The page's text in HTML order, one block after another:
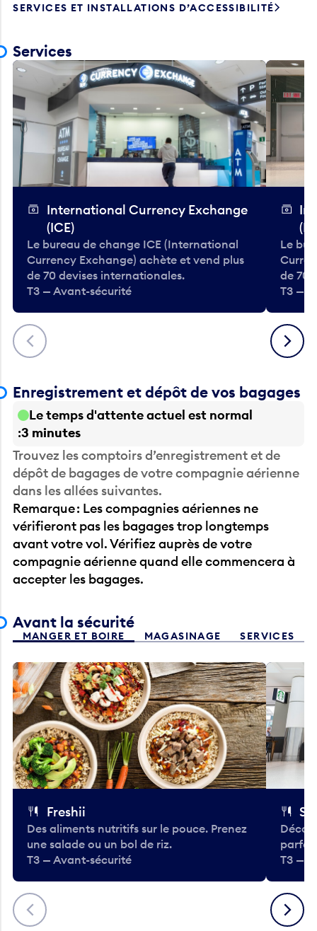
Précédent
(ICE)
Le bureau de change ICE (International
Currency Exchange) achète et vend plus
de 70 devises internationales.
T3 — Avant-sécurité
Le
de 70
T3 —
Suivant
Le temps d'attente actuel est normal
3 minutes
Trouvez les comptoirs d’enregistrement et de
dépôt de bagages de votre compagnie aérienne
dans les allées suivantes.
Remarque : Les compagnies aériennes ne
vérifieront pas les bagages trop longtemps
avant votre vol. Vérifiez auprès de votre
compagnie aérienne quand elle commencera à
accepter les bagages.
MANGER ET BOIRE
Précédent
Des aliments nutritifs sur le pouce. Prenez
une salade ou un bol de riz.
T3 — Avant-sécurité
T3 —
Suivant